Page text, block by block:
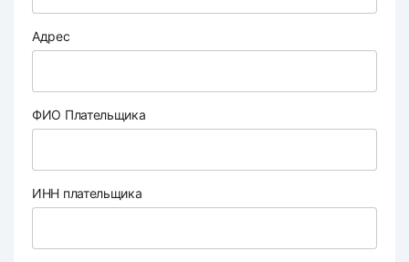
Адрес
ФИО Плательщика
ИНН плательщика